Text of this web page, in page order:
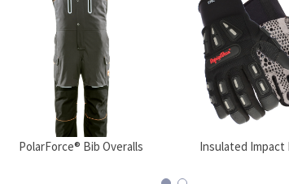
PolarForce® Bib Overalls Insulated Impact